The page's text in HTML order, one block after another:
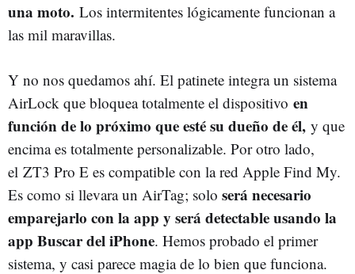
una moto. Los intermitentes lógicamente funcionan a
las mil maravillas.
Y no nos quedamos ahí. El patinete integra un sistema
AirLock que bloquea totalmente el dispositivo en
función de lo próximo que esté su dueño de él, y que
encima es totalmente personalizable. Por otro lado,
el ZT3 Pro E es compatible con la red Apple Find My.
Es como si llevara un AirTag; solo será necesario
emparejarlo con la app y será detectable usando la
app Buscar del iPhone. Hemos probado el primer
sistema, y casi parece magia de lo bien que funciona.